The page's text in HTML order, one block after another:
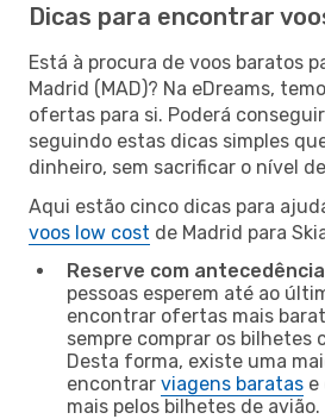
Dicas para encontrar
Está à procura de voos baratos
Madrid (MAD)? Na eDreams,
ofertas para si. Poderá
seguindo estas dicas simples
dinheiro, sem sacrificar o nível
Aqui estão cinco dicas para
voos low cost de Madrid para
Reserve com antecedência
pessoas esperem até ao
encontrar ofertas mais
sempre comprar os bilhetes
Desta forma, existe uma
encontrar viagens baratas e
mais pelos bilhetes de avião.